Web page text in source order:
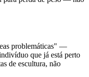
problemáticas" —
que já está perto
de escultura, não